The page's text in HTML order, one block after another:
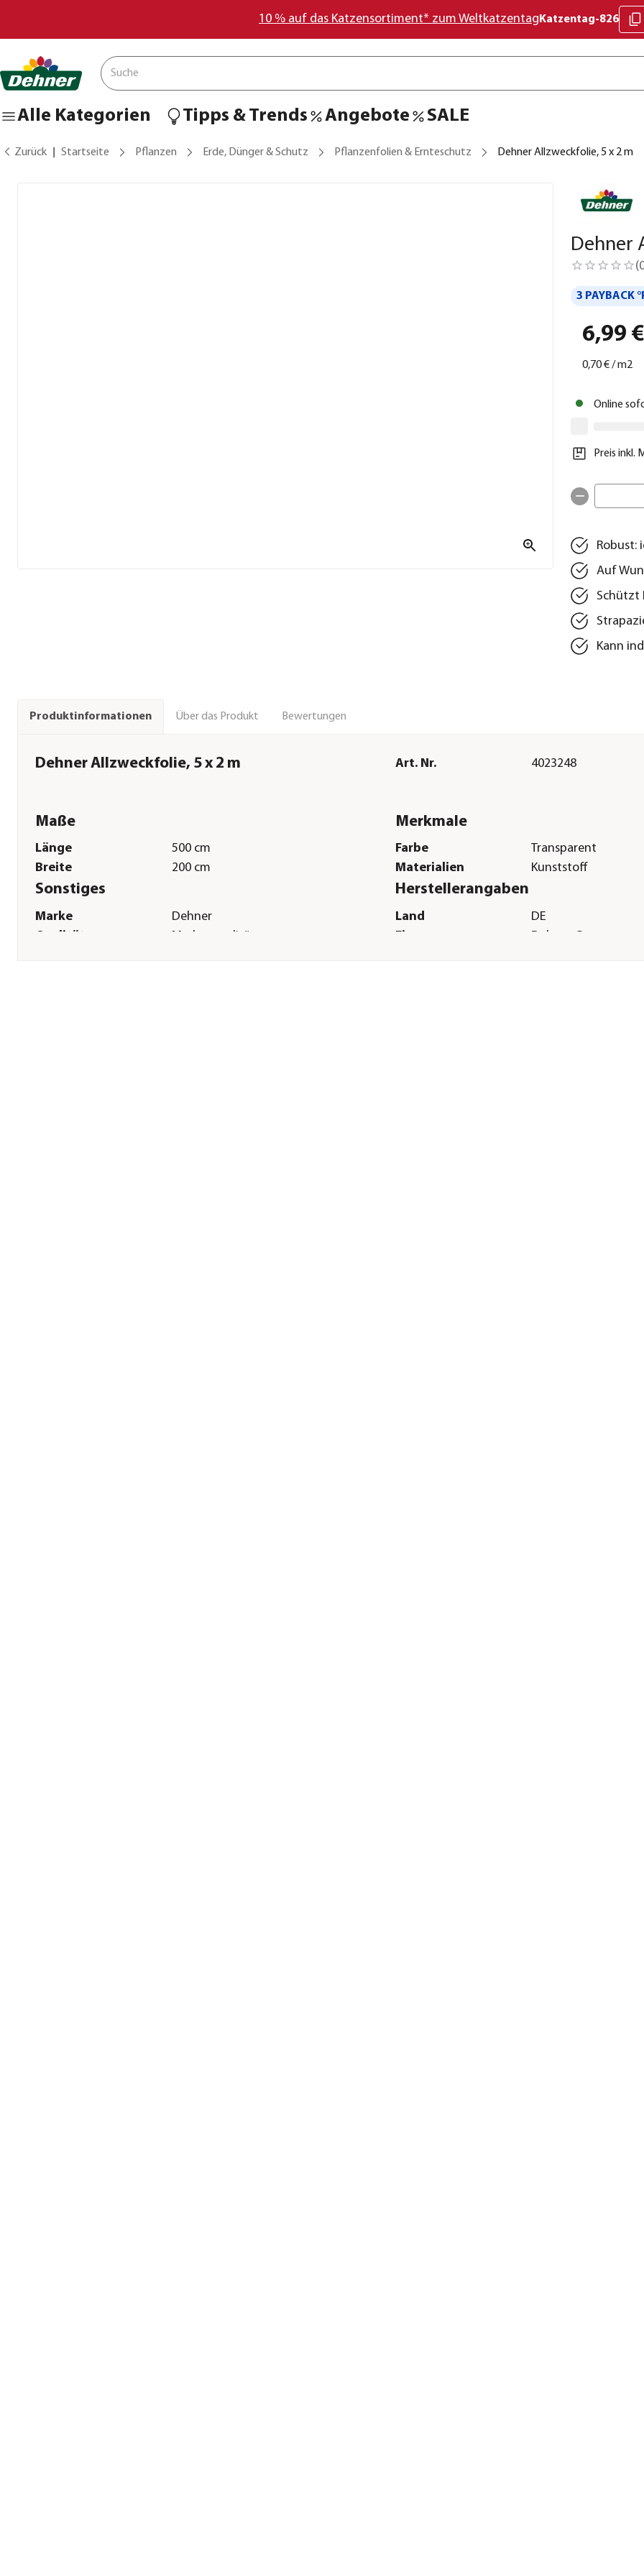
10 % auf das Katzensortiment* zum Weltkatzentag Katzentag-826
Alle Kategorien Tipps & Trends Angebote SALE
Zurück Startseite Pflanzen Erde, Dünger & Schutz Pflanzenfolien & Ernteschutz Dehner Allzweckfolie, 5 x 2 m
Dehner
(
3 PAYBACK
6,99 €
0,70 €/m2
Online
Preis inkl.
Robust:
Auf
Schützt
Kann
Produktinformationen Über das Produkt Bewertungen
Dehner Allzweckfolie, 5 x 2 m Art. Nr. 4023248
Maße
Länge
500 cm
Breite
200 cm
Merkmale
Farbe
Transparent
Materialien
Kunststoff
Sonstiges
Marke
Dehner
Qualität
Markenqualität
Herstellerangaben
Land
DE
Firma
Dehner